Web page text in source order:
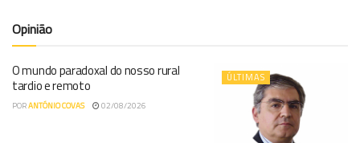
Opinião
ÚLTIMAS
O mundo paradoxal do nosso rural
tardio e remoto
PORANTÓNIO COVAS 02/08/2026